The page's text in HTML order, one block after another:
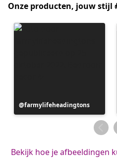
Onze producten, jouw stijl
Bericht
gepubliceerd
farmylifeheadingtons
Bekijk hoe je afbeeldingen